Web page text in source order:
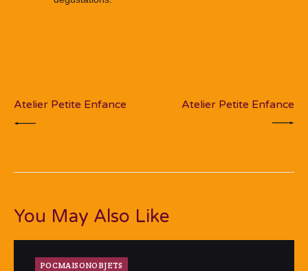
l’article
Atelier Petite Enfance Atelier Petite Enfance
You May Also Like
POCMAISONOBJETS